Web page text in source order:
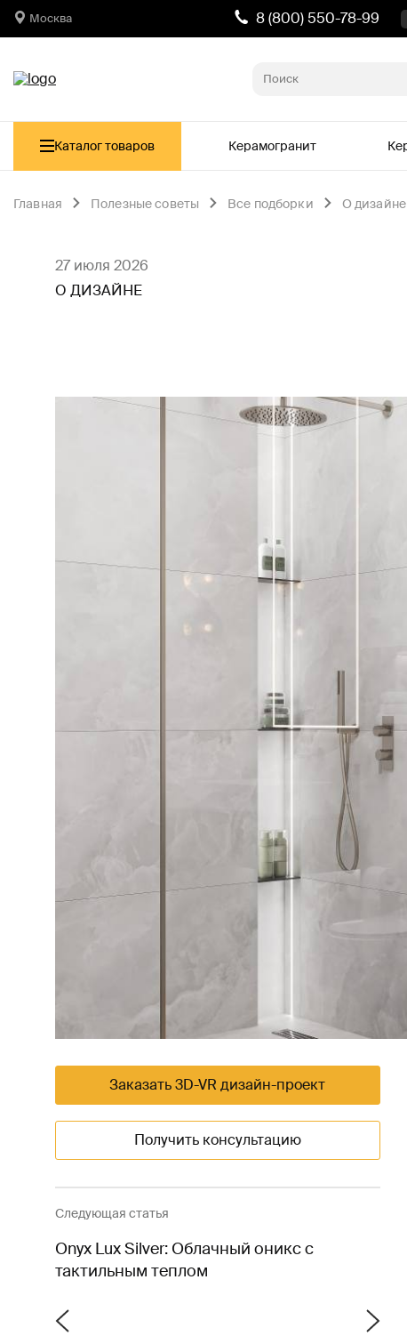
Москва 8 (800) 550-78-99
Каталог товаров Керамогранит
Главная Полезные советы Все подборки О дизайне
27 июля 2026
О ДИЗАЙНЕ
Заказать 3D-VR дизайн-проект
Получить консультацию
Следующая статья
Onyx Lux Silver: Облачный оникс с
тактильным теплом